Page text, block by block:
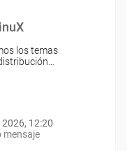
los temas
12:20
mensaje